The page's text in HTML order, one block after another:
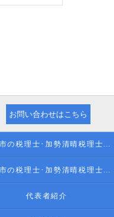
お問い合わせはこちら
船橋市の税理士･加勢清晴税理士事務所の口コミ情報
船橋市の税理士･加勢清晴税理士事務所のお客様の声
代表者紹介